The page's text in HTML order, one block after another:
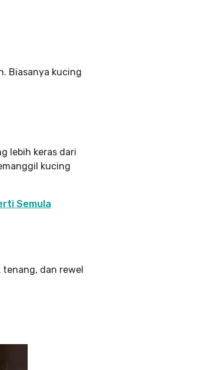
Biasanya kucing
lebih keras dari
kucing
Semula
tenang, dan rewel